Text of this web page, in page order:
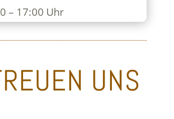
– 17:00 Uhr
UNS